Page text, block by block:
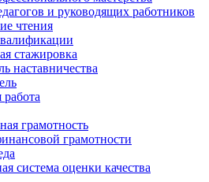
и руководящих работников
чтения
стажировка
наставничества
работа
грамотность
грамотности
система оценки качества